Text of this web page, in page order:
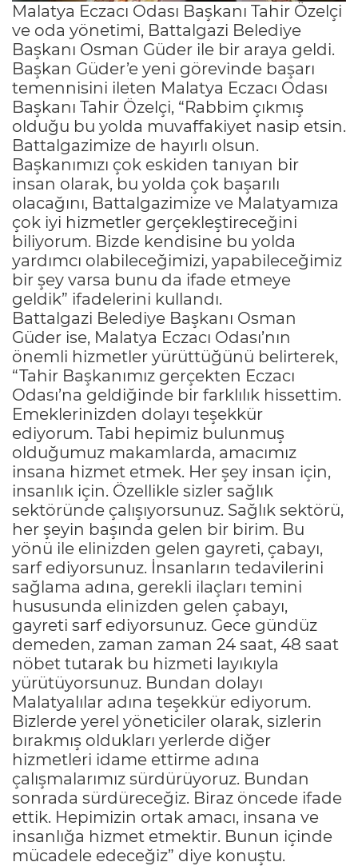
Malatya Eczacı Odası Başkanı Tahir Özelçi
ve oda yönetimi, Battalgazi Belediye
Başkanı Osman Güder ile bir araya geldi.
Başkan Güder’e yeni görevinde başarı
temennisini ileten Malatya Eczacı Odası
Başkanı Tahir Özelçi, “Rabbim çıkmış
olduğu bu yolda muvaffakiyet nasip etsin.
Battalgazimize de hayırlı olsun.
Başkanımızı çok eskiden tanıyan bir
insan olarak, bu yolda çok başarılı
olacağını, Battalgazimize ve Malatyamıza
çok iyi hizmetler gerçekleştireceğini
biliyorum. Bizde kendisine bu yolda
yardımcı olabileceğimizi, yapabileceğimiz
bir şey varsa bunu da ifade etmeye
geldik” ifadelerini kullandı.
Battalgazi Belediye Başkanı Osman
Güder ise, Malatya Eczacı Odası’nın
önemli hizmetler yürüttüğünü belirterek,
“Tahir Başkanımız gerçekten Eczacı
Odası’na geldiğinde bir farklılık hissettim.
Emeklerinizden dolayı teşekkür
ediyorum. Tabi hepimiz bulunmuş
olduğumuz makamlarda, amacımız
insana hizmet etmek. Her şey insan için,
insanlık için. Özellikle sizler sağlık
sektöründe çalışıyorsunuz. Sağlık sektörü,
her şeyin başında gelen bir birim. Bu
yönü ile elinizden gelen gayreti, çabayı,
sarf ediyorsunuz. İnsanların tedavilerini
sağlama adına, gerekli ilaçları temini
hususunda elinizden gelen çabayı,
gayreti sarf ediyorsunuz. Gece gündüz
demeden, zaman zaman 24 saat, 48 saat
nöbet tutarak bu hizmeti layıkıyla
yürütüyorsunuz. Bundan dolayı
Malatyalılar adına teşekkür ediyorum.
Bizlerde yerel yöneticiler olarak, sizlerin
bırakmış oldukları yerlerde diğer
hizmetleri idame ettirme adına
çalışmalarımız sürdürüyoruz. Bundan
sonrada sürdüreceğiz. Biraz öncede ifade
ettik. Hepimizin ortak amacı, insana ve
insanlığa hizmet etmektir. Bunun içinde
mücadele edeceğiz” diye konuştu.